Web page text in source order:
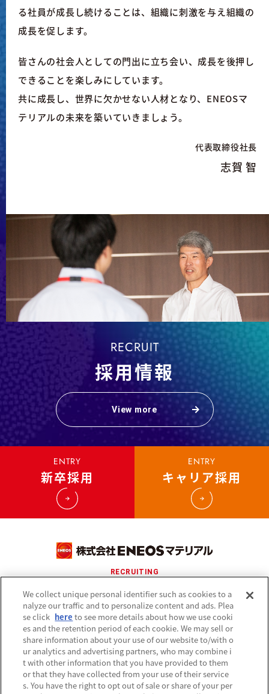
る社員が成長し続けることは、組織に刺激を与え組織の
成長を促します。
皆さんの社会人としての門出に立ち会い、成長を後押し
できることを楽しみにしています。
共に成長し、世界に欠かせない人材となり、ENEOSマ
テリアルの未来を築いていきましょう。
代表取締役社長
志賀 智
RECRUIT
採用情報
View more
ENTRY
新卒採用
ENTRY
キャリア採用
RECRUITING
コーポレートサイト
Do Not Sell or Share My Personal Information
We collect unique personal identifier such as cookies to a
nalyze our traffic and to personalize content and ads. Plea
se click here to see more details about how we use cooki
es and the retention period of each cookie. We may sell or
share information about your use of our website to/with o
ur analytics and advertising partners, who may combine i
t with other information that you have provided to them
or that they have collected from your use of their service
s. You have the right to opt out of sale or share of your per